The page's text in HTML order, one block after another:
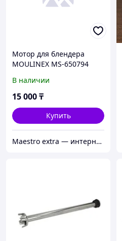
Мотор для блендера
MOULINEX MS-650794
В наличии
15 000₸
Купить
Maestro extra — интернет-магазин запчастей для крупной и мелкой бытовой техники в Алматы